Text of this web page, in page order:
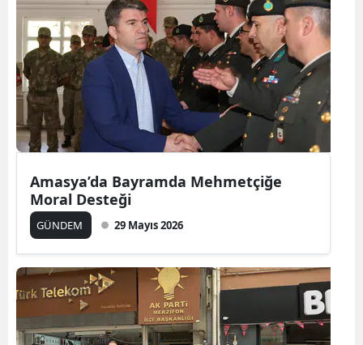
Amasya’da Bayramda Mehmetçiğe
Moral Desteği
GÜNDEM 29 Mayıs 2026